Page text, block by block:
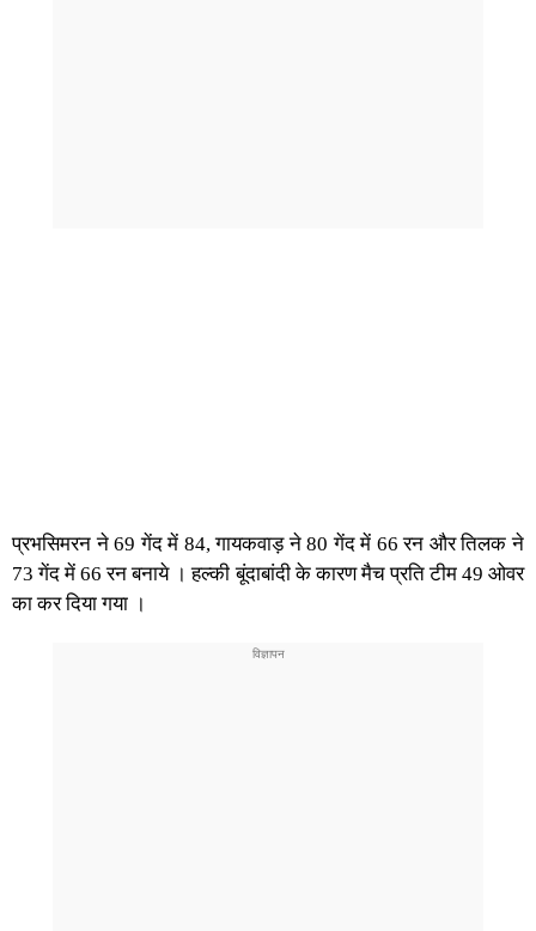
प्रभसिमरन ने 69 गेंद में 84, गायकवाड़ ने 80 गेंद में 66 रन और तिलक ने
73 गेंद में 66 रन बनाये । हल्की बूंदाबांदी के कारण मैच प्रति टीम 49 ओवर
का कर दिया गया ।